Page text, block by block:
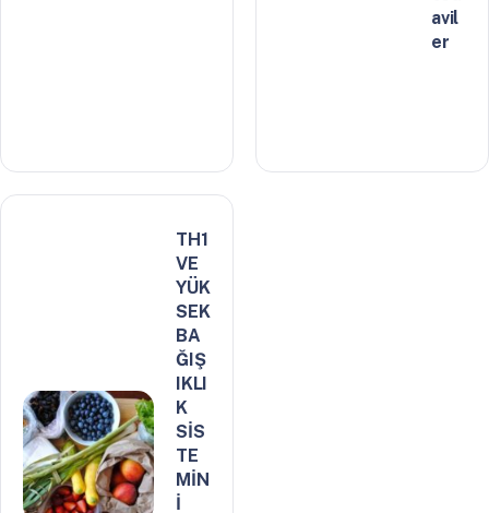
avil
er
TH1
VE
YÜK
SEK
BA
ĞIŞ
IKLI
K
SİS
TE
MİN
İ